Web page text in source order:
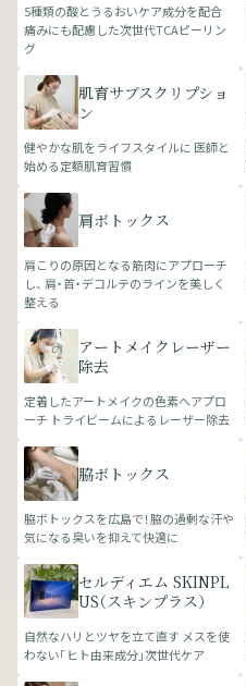
5種類の酸とうるおいケア成分を配合
痛みにも配慮した次世代TCAピーリン
グ
肌育サブスクリプショ
ン
健やかな肌をライフスタイルに 医師と
始める定額肌育習慣
肩ボトックス
肩こりの原因となる筋肉にアプローチ
し、 肩・首・デコルテのラインを美しく
整える
アートメイクレーザー
除去
定着したアートメイクの色素へアプロ
ーチ トライビームによるレーザー除去
脇ボトックス
脇ボトックスを広島で！脇の過剰な汗や
気になる臭いを抑えて快適に
セルディエム SKINPL
US（スキンプラス）
自然なハリとツヤを立て直す メスを使
わない「ヒト由来成分」次世代ケア